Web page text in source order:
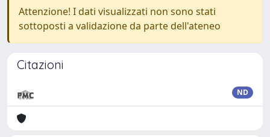
Attenzione! I dati visualizzati non sono stati
sottoposti a validazione da parte dell'ateneo
Citazioni
ND